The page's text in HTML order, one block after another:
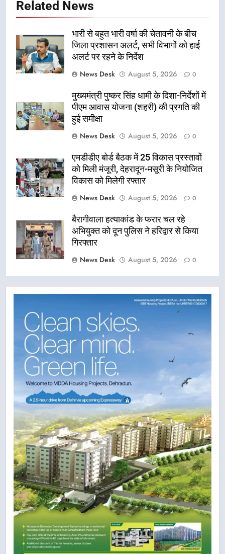
Related News
भारी से बहुत भारी वर्षा की चेतावनी के बीच
जिला प्रशासन अलर्ट, सभी विभागों को हाई
अलर्ट पर रहने के निर्देश
News Desk
August 5, 2026 0
मुख्यमंत्री पुष्कर सिंह धामी के दिशा-निर्देशों में
पीएम आवास योजना (शहरी) की प्रगति की
हुई समीक्षा
News Desk
August 5, 2026 0
एमडीडीए बोर्ड बैठक में 25 विकास प्रस्तावों
को मिली मंजूरी, देहरादून-मसूरी के नियोजित
विकास को मिलेगी रफ्तार
News Desk
August 5, 2026 0
बैरागीवाला हत्याकांड के फरार चल रहे
अभियुक्त को दून पुलिस ने हरिद्वार से किया
गिरफ्तार
News Desk
August 5, 2026 0